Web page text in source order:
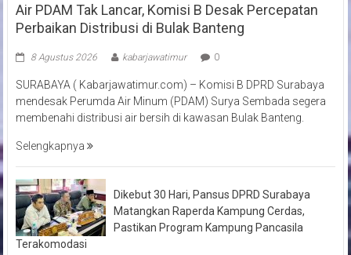
Air PDAM Tak Lancar, Komisi B Desak Percepatan
Perbaikan Distribusi di Bulak Banteng
8 Agustus 2026 kabarjawatimur 0
SURABAYA ( Kabarjawatimur.com) – Komisi B DPRD Surabaya
mendesak Perumda Air Minum (PDAM) Surya Sembada segera
membenahi distribusi air bersih di kawasan Bulak Banteng.
Selengkapnya
Dikebut 30 Hari, Pansus DPRD Surabaya
Matangkan Raperda Kampung Cerdas,
Pastikan Program Kampung Pancasila
Terakomodasi